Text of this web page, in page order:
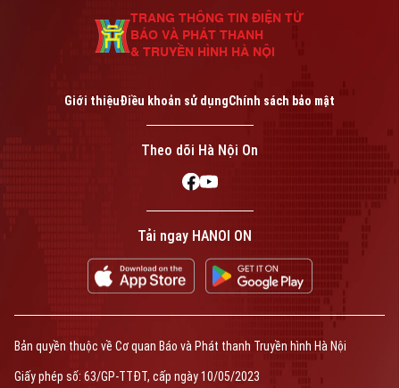
0865.116.699
phép số: Số 63/GP-TTDT, cấp ngày 10/05/2023
TRANG THÔNG TIN ĐIỆN TỬ
CỦA CƠ QUAN BÁO VÀ PHÁT THANH TRUYỀN HÌNH HÀ NỘI
Phó Giám đốc: Nguyễn Kim Khiêm, Nguyễn Minh Đức, Nguyễn Thành Lợi
TRANG THÔNG TIN ĐIỆN TỬ
BÁO VÀ PHÁT THANH
& TRUYỀN HÌNH HÀ NỘI
Giới thiệuĐiều khoản sử dụngChính sách bảo mật
Theo dõi Hà Nội On
Tải ngay HANOI ON
Bản quyền thuộc về Cơ quan Báo và Phát thanh Truyền hình Hà Nội
Giấy phép số: 63/GP-TTĐT, cấp ngày 10/05/2023